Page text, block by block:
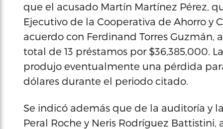
que el acusado Martín Martínez Pérez,
Ejecutivo de la Cooperativa de Ahorro y
acuerdo con Ferdinand Torres Guzmán,
total de 13 préstamos por $36,385,000.
produjo eventualmente una pérdida
dólares durante el periodo citado.
Se indicó además que de la auditoría y
Peral Roche y Neris Rodríguez